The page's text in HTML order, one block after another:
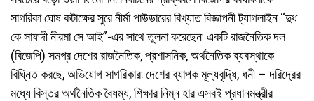
সাগরিকা ঘোষ কটাক্ষের সুরে নীর্মা পাউডারের বিখ্যাত বিজ্ঞাপনী ট্যাগলাইন “দুধ
কে সাফদী নীরমা সে আই”-এর সাথে তুলনা করেছেন৷ একটি রাজনৈতিক দল
(বিজেপি) সমগ্র দেশের রাজনৈতিক, প্রশাসনিক, অর্থনৈতিক ব্যবস্থাকে
বিঘ্নিত করছে, অভিযোগ সাগরিকার৷ দেশের ব্যাপক মূল্যবৃদ্ধি, ধনী – দরিদ্রের
মধ্যে বিস্তর অর্থনৈতিক বৈষম্য, শিক্ষার নিম্ন হার এসবই প্রধানমন্ত্রীর